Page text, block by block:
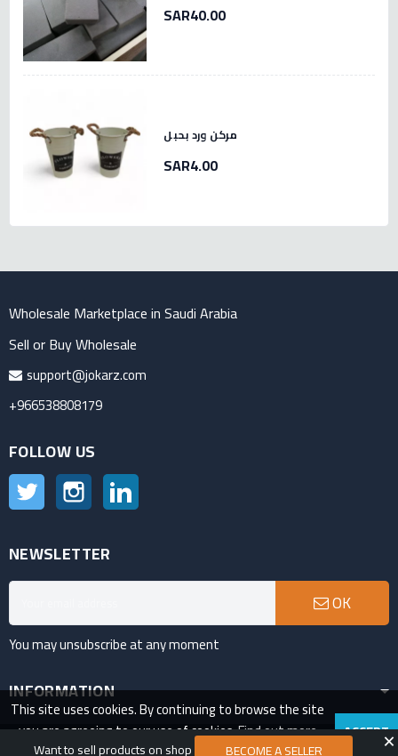
Want to sell products on shop BECOME A SELLER
SAR40.00
مركن ورد بحبل
SAR4.00
Wholesale Marketplace in Saudi Arabia
Sell or Buy Wholesale
support@jokarz.com
+966538808179
FOLLOW US
Twitter Instagram
NEWSLETTER
OK
You may unsubscribe at any moment
INFORMATION
VAT Number:311685742200003
This site uses cookies. By continuing to browse the site
you are agreeing to our use of cookies.Find out more
ACCEPT